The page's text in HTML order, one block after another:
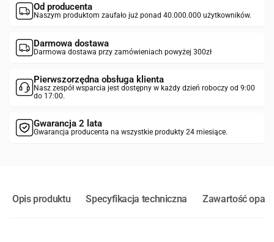
Od producenta
Naszym produktom zaufało już ponad 40.000.000 użytkowników.
Darmowa dostawa
Darmowa dostawa przy zamówieniach powyżej 300zł
Pierwszorzędna obsługa klienta
Nasz zespół wsparcia jest dostępny w każdy dzień roboczy od 9:00
do 17:00.
Gwarancja 2 lata
Gwarancja producenta na wszystkie produkty 24 miesiące.
Opis produktu Specyfikacja techniczna Zawartość